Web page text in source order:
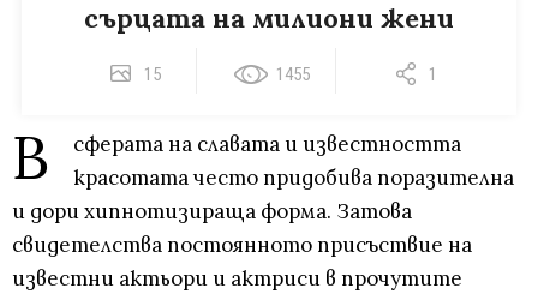
сърцата на милиони жени
15 1455 1
В
сферата на славата и известността
красотата често придобива поразителна
и дори хипнотизираща форма. Затова
свидетелства постоянното присъствие на
известни актьори и актриси в прочутите